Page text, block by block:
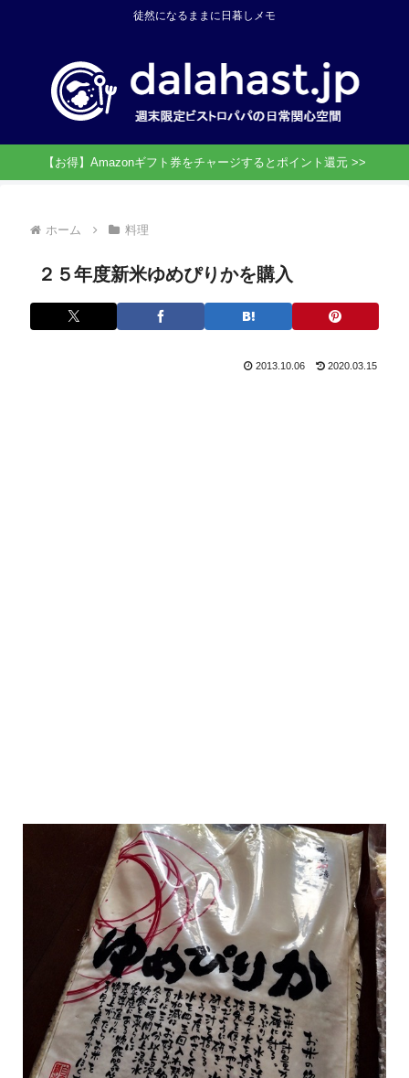
徒然になるままに日暮しメモ
【お得】Amazonギフト券をチャージするとポイント還元 >>
ホーム 料理
２５年度新米ゆめぴりかを購入
2013.10.06 2020.03.15